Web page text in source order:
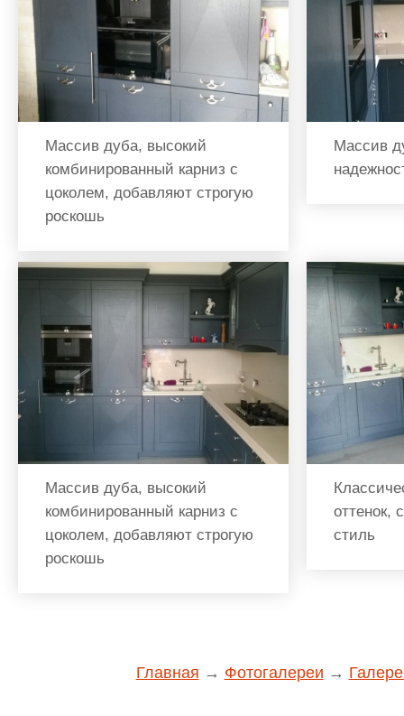
Массив дуба, высокий
комбинированный карниз с
цоколем, добавляют строгую
роскошь
Массив
Массив дуба, высокий
комбинированный карниз с
цоколем, добавляют строгую
роскошь
оттенок,
стиль
Главная → Фотогалереи →